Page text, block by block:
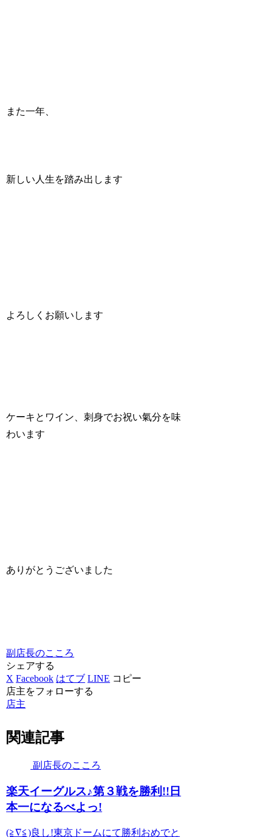
また一年、
新しい人生を踏み出します
よろしくお願いします
ケーキとワイン、刺身でお祝い氣分を味
わいます
ありがとうございました
副店長のこころ
シェアする
X Facebook はてブ LINE コピー
店主をフォローする
店主
関連記事
副店長のこころ
楽天イーグルス♪第３戦を勝利!!日
本一になるべよっ!
(≧∇≦)良し!東京ドームにて勝利おめでと